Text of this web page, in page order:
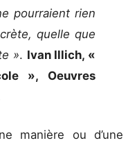
pourraient rien
quelle que
». Ivan Illich, «
», Oeuvres
manière ou d’une